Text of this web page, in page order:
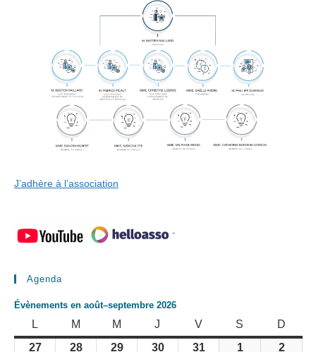
J’adhère à l’association
-
Agenda
Évènements en août–septembre 2026
L M M MERCREDI
J VVENDREDI
S SAMEDID
2727 2828 2929 3030 31 1 2